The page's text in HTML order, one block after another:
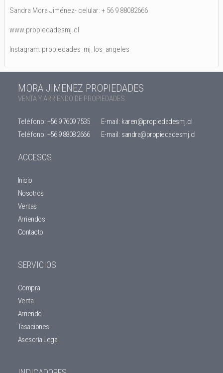
Sandra Mora Jiménez- celular: + 56 9 88082666
www.propiedadesmj.cl
Instagram: propiedades_mj_los_angeles
MORA JIMENEZ PROPIEDADES
VENTA Y ARRIENDO DE PROPIEDADES
Teléfono: +56 9 7609 7535 E-mail: karen@propiedadesmj.cl
Teléfono: +56 9 8808 2666 E-mail: sandra@propiedadesmj.cl
ACCESOS
Inicio
Nosotros
Ventas
Arriendos
Contacto
SERVICIOS
Compra
Venta
Arriendo
Tasaciones
Asesoría Legal